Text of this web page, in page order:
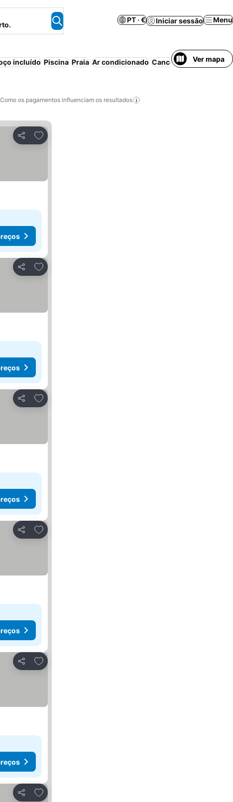
PT · € Iniciar sessão Menu
incluído Piscina Praia Ar condicionado Cancelamento gratuito
Ver mapa
Como os pagamentos influenciam os resultados
Partilhar
Adicionar aos favoritos
Partilhar
Adicionar aos favoritos
Partilhar
Adicionar aos favoritos
Partilhar
Adicionar aos favoritos
Partilhar
Adicionar aos favoritos
Partilhar
Adicionar aos favoritos